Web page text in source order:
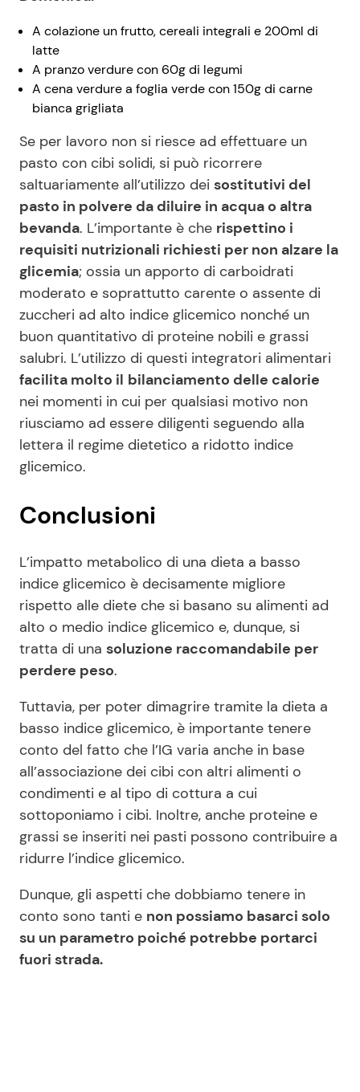
A colazione un frutto, cereali integrali e 200ml di
latte
A pranzo verdure con 60g di legumi
A cena verdure a foglia verde con 150g di carne
bianca grigliata
Se per lavoro non si riesce ad effettuare un
pasto con cibi solidi, si può ricorrere
saltuariamente all’utilizzo dei sostitutivi del
pasto in polvere da diluire in acqua o altra
bevanda. L’importante è che rispettino i
requisiti nutrizionali richiesti per non alzare la
glicemia; ossia un apporto di carboidrati
moderato e soprattutto carente o assente di
zuccheri ad alto indice glicemico nonché un
buon quantitativo di proteine nobili e grassi
salubri. L’utilizzo di questi integratori alimentari
facilita molto il bilanciamento delle calorie
nei momenti in cui per qualsiasi motivo non
riusciamo ad essere diligenti seguendo alla
lettera il regime dietetico a ridotto indice
glicemico.
Conclusioni
L’impatto metabolico di una dieta a basso
indice glicemico è decisamente migliore
rispetto alle diete che si basano su alimenti ad
alto o medio indice glicemico e, dunque, si
tratta di una soluzione raccomandabile per
perdere peso.
Tuttavia, per poter dimagrire tramite la dieta a
basso indice glicemico, è importante tenere
conto del fatto che l’IG varia anche in base
all’associazione dei cibi con altri alimenti o
condimenti e al tipo di cottura a cui
sottoponiamo i cibi. Inoltre, anche proteine e
grassi se inseriti nei pasti possono contribuire a
ridurre l’indice glicemico.
Dunque, gli aspetti che dobbiamo tenere in
conto sono tanti e non possiamo basarci solo
su un parametro poiché potrebbe portarci
fuori strada.